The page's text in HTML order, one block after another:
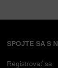
SPOJTE SA S
Registrovať sa